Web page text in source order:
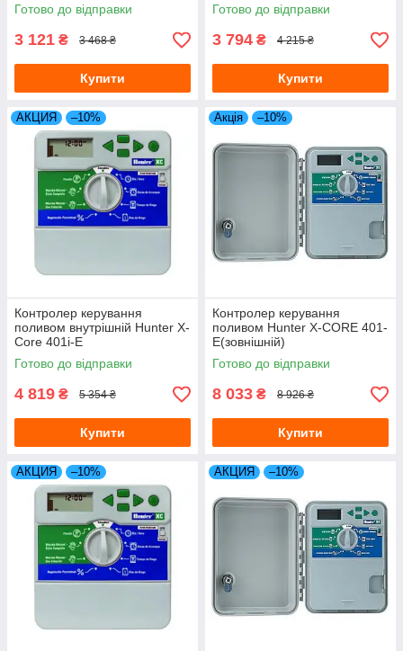
Готово до відправки
3 121 ₴ 3 468 ₴
Купити
Готово до відправки
3 794 ₴ 4 215 ₴
Купити
АКЦИЯ –10%
Контролер керування
поливом внутрішній Hunter X-
Core 401i-E
Готово до відправки
4 819 ₴ 5 354 ₴
Купити
Акція –10%
Контролер керування
поливом Hunter X-CORE 401-
E(зовнішній)
Готово до відправки
8 033 ₴ 8 926 ₴
Купити
АКЦИЯ –10% АКЦИЯ –10%